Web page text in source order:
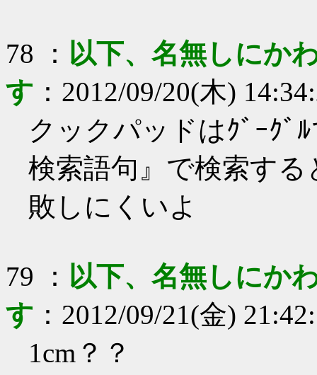
78 ： 以下、名無しにか
す ： 2012/09/20(木)
クックパッドはｸﾞｰｸﾞ
検索語句』で検索す
敗しにくいよ
79 ： 以下、名無しにか
す ： 2012/09/21(金)
1cm？？